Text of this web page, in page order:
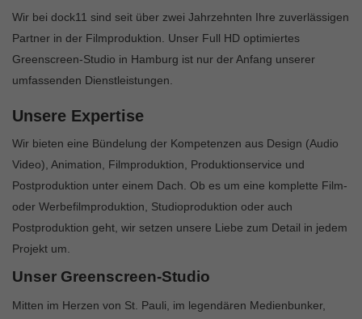
Wir bei dock11 sind seit über zwei Jahrzehnten Ihre zuverlässigen
Partner in der Filmproduktion. Unser Full HD optimiertes
Greenscreen-Studio in Hamburg ist nur der Anfang unserer
umfassenden Dienstleistungen.
Unsere Expertise
Wir bieten eine Bündelung der Kompetenzen aus Design (Audio
Video), Animation, Filmproduktion, Produktionservice und
Postproduktion unter einem Dach. Ob es um eine komplette Film-
oder Werbefilmproduktion, Studioproduktion oder auch
Postproduktion geht, wir setzen unsere Liebe zum Detail in jedem
Projekt um.
Unser Greenscreen-Studio
Mitten im Herzen von St. Pauli, im legendären Medienbunker,